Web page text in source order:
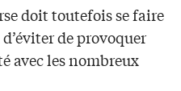
doit toutefois se faire
de provoquer
avec les nombreux